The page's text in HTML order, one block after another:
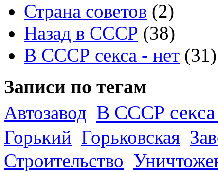
Страна советов (2)
Назад в СССР (38)
В СССР секса - нет (31)
Записи по тегам
Автозавод В СССР секса
Горький Горьковская
Строительство